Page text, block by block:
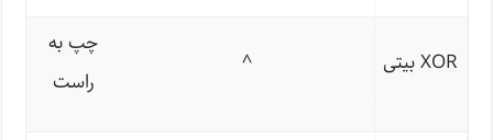
XOR بیتی ^
چپ به
راست